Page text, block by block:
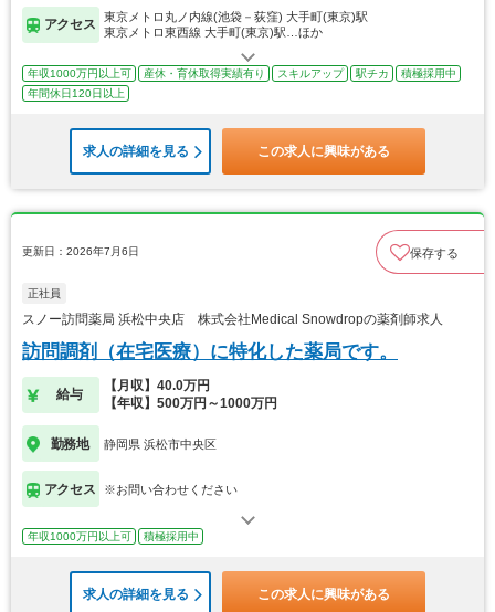
アクセス
東京メトロ丸ノ内線(池袋－荻窪) 大手町(東京)駅
東京メトロ東西線 大手町(東京)駅…ほか
年収1000万円以上可 産休・育休取得実績有り スキルアップ 駅チカ
積極採用中
年間休日120日以上
求人の詳細を見る この求人に興味がある
更新日：2026年7月6日 保存する
正社員
スノー訪問薬局 浜松中央店 株式会社Medical Snowdropの薬剤師求人
訪問調剤（在宅医療）に特化した薬局です。
給与
【月収】40.0万円
【年収】500万円～1000万円
勤務地 静岡県 浜松市中央区
アクセス ※お問い合わせください
年収1000万円以上可 積極採用中
求人の詳細を見る この求人に興味がある